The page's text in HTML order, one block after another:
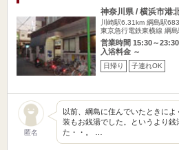
神奈川県 / 横浜市港
川崎駅6.31km 綱島駅
東京急行電鉄東横線 綱
営業時間 15:30～23:30
入浴料金 ～
日帰り 子連れOK
匿名
以前、綱島に住んでいたときに
装もお銭湯でした。というより銭
た・・。 …